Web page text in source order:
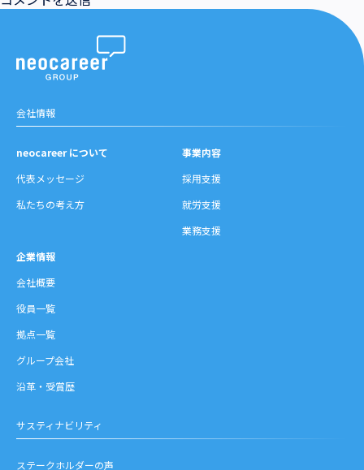
会社情報
neocareer について
代表メッセージ
私たちの考え方
事業内容
採用支援
就労支援
業務支援
企業情報
会社概要
役員一覧
拠点一覧
グループ会社
沿革・受賞歴
サスティナビリティ
ステークホルダーの声